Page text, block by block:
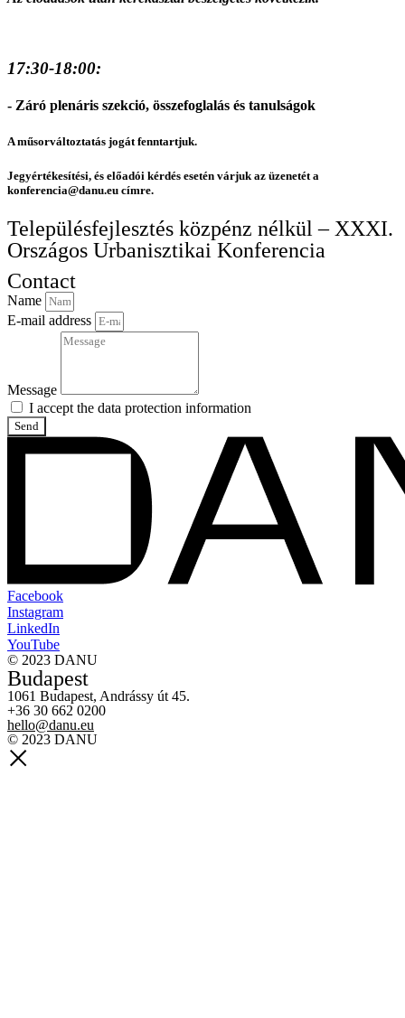
17:30-18:00:
- Záró plenáris szekció, összefoglalás és tanulságok
A műsorváltoztatás jogát fenntartjuk.
Jegyértékesítési, és előadói kérdés esetén várjuk az üzenetét a
konferencia@danu.eu címre.
Településfejlesztés közpénz nélkül – XXXI.
Országos Urbanisztikai Konferencia
Contact
Name
E-mail address
Message
I accept the data protection information
Send
Facebook
Instagram
LinkedIn
YouTube
© 2023 DANU
Budapest
1061 Budapest, Andrássy út 45.
+36 30 662 0200
hello@danu.eu
© 2023 DANU